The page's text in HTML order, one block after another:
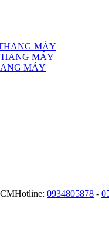
MÁY
MÁY
MÁY
Hotline: 0934805878 -